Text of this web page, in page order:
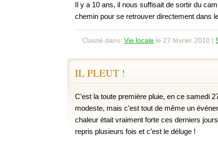
Il y a 10 ans, il nous suffisait de sortir du
chemin pour se retrouver directement dans
Classé dans: Vie locale le 27 février 2010 |
IL PLEUT !
C’est la toute première pluie, en ce samedi
modeste, mais c’est tout de même un
chaleur était vraiment forte ces derniers
repris plusieurs fois et c’est le déluge !